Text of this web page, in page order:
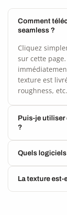
Comment
seamless ?
Cliquez
sur cette
texture est
roughness,
Puis-je utiliser
?
Quels
La texture est-